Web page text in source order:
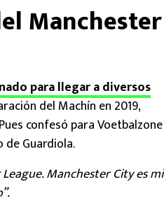
Manchester
para llegar a diversos
del Machín en 2019,
confesó para Voetbalzone
de Guardiola.
Manchester City es mi